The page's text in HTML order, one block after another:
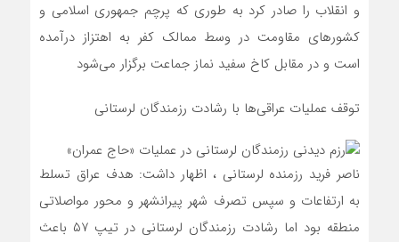
و انقلاب را صادر کرد به طوری که پرچم جمهوری اسلامی و
کشور‌های مقاومت در وسط ممالک کفر به اهتزاز درآمده
است و در مقابل کاخ سفید نماز جماعت برگزار می‌شود
توقف عملیات عراقی‌ها با رشادت رزمندگان لرستانی
ناصر فرید رزمنده لرستانی ، اظهار داشت: هدف عراق تسلط
به ارتفاعات و سپس تصرف شهر پیرانشهر و محور مواصلاتی
منطقه بود اما رشادت رزمندگان لرستانی در تیپ ۵۷ باعث